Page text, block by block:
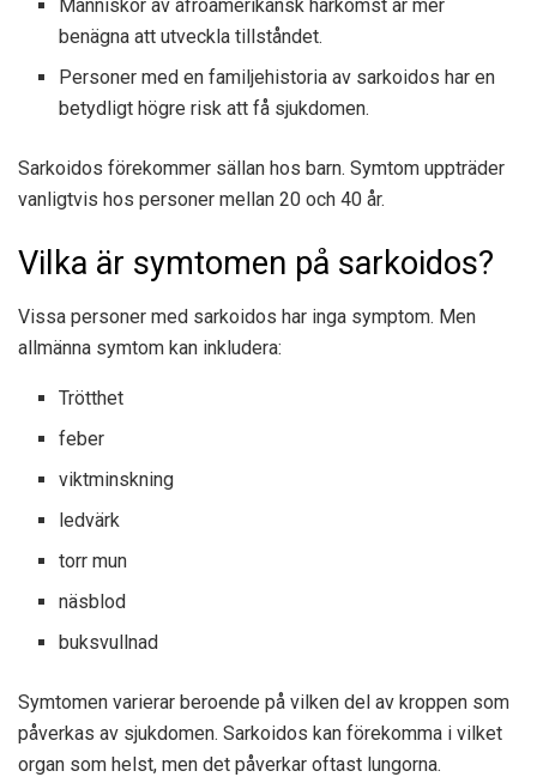
Människor av afroamerikansk härkomst är mer
benägna att utveckla tillståndet.
Personer med en familjehistoria av sarkoidos har en
betydligt högre risk att få sjukdomen.
Sarkoidos förekommer sällan hos barn. Symtom uppträder
vanligtvis hos personer mellan 20 och 40 år.
Vilka är symtomen på sarkoidos?
Vissa personer med sarkoidos har inga symptom. Men
allmänna symtom kan inkludera:
Trötthet
feber
viktminskning
ledvärk
torr mun
näsblod
buksvullnad
Symtomen varierar beroende på vilken del av kroppen som
påverkas av sjukdomen. Sarkoidos kan förekomma i vilket
organ som helst, men det påverkar oftast lungorna.